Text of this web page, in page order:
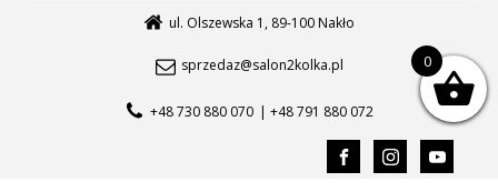
ul. Olszewska 1, 89-100 Nakło
sprzedaz@salon2kolka.pl
+48 730 880 070 | +48 791 880 072
0